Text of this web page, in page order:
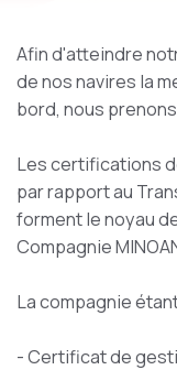
Afin d'atteindre
de nos navires la
bord, nous
Les certifications
par rapport au
forment le noyau
Compagnie
La compagnie
- Certificat de